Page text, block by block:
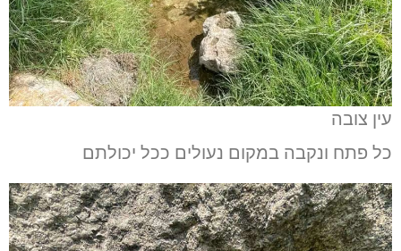
עין צובה
כל פתח ונקבה במקום נעולים ככל יכולתם